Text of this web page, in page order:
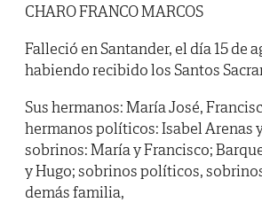
CHARO FRANCO MARCOS
Falleció en Santander, el día 15 de
habiendo recibido los Santos
Sus hermanos: María José,
hermanos políticos: Isabel Arenas
sobrinos: María y Francisco;
y Hugo; sobrinos políticos,
demás familia,